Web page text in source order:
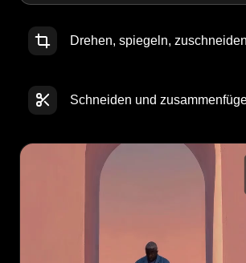
Drehen, spiegeln, zuschneiden
Schneiden und